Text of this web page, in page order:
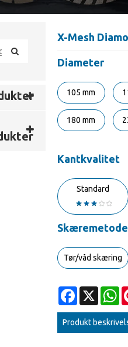
X-Mesh
Diameter
105 mm
180 mm
Kantkvalitet
Standard
Skæremetode
Tør/våd skæring
Facebook
X
Produkt